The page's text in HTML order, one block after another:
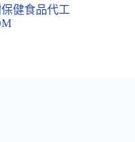
健食品代工